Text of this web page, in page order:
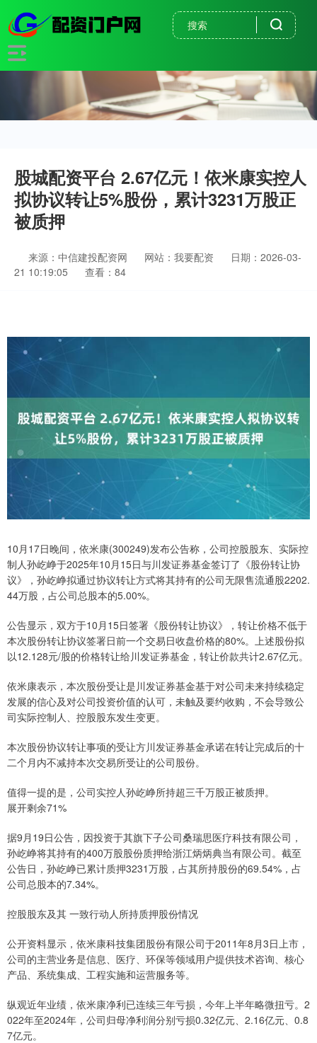
股城配资平台 2.67亿元！依米康实控人
拟协议转让5%股份，累计3231万股正
被质押
来源：中信建投配资网 网站：我要配资
日期：2026-03-
21 10:19:05
查看：84
10月17日晚间，依米康(300249)发布公告称，公司控股股东、实际控
制人孙屹峥于2025年10月15日与川发证券基金签订了《股份转让协
议》，孙屹峥拟通过协议转让方式将其持有的公司无限售流通股2202.
44万股，占公司总股本的5.00%。
公告显示，双方于10月15日签署《股份转让协议》，转让价格不低于
本次股份转让协议签署日前一个交易日收盘价格的80%。上述股份拟
以12.128元/股的价格转让给川发证券基金，转让价款共计2.67亿元。
依米康表示，本次股份受让是川发证券基金基于对公司未来持续稳定
发展的信心及对公司投资价值的认可，未触及要约收购，不会导致公
司实际控制人、控股股东发生变更。
本次股份协议转让事项的受让方川发证券基金承诺在转让完成后的十
二个月内不减持本次交易所受让的公司股份。
值得一提的是，公司实控人孙屹峥所持超三千万股正被质押。
展开剩余71%
据9月19日公告，因投资于其旗下子公司桑瑞思医疗科技有限公司，
孙屹峥将其持有的400万股股份质押给浙江炳炳典当有限公司。截至
公告日，孙屹峥已累计质押3231万股，占其所持股份的69.54%，占
公司总股本的7.34%。
控股股东及其 一致行动人所持质押股份情况
公开资料显示，依米康科技集团股份有限公司于2011年8月3日上市，
公司的主营业务是信息、医疗、环保等领域用户提供技术咨询、核心
产品、系统集成、工程实施和运营服务等。
纵观近年业绩，依米康净利已连续三年亏损，今年上半年略微扭亏。2
022年至2024年，公司归母净利润分别亏损0.32亿元、2.16亿元、0.8
7亿元。